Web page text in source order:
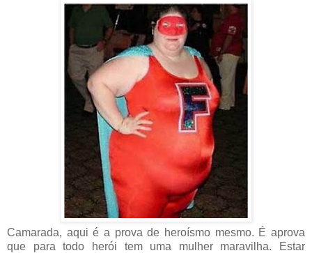
Camarada, aqui é a prova de heroísmo mesmo. É aprova
que para todo herói tem uma mulher maravilha. Estar